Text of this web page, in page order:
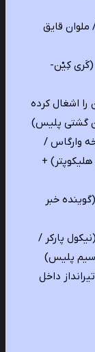
قایق
کِیْن-
اشغال کرده
پلیس)
/
+
خبر
پارکر /
پلیس)
داخل